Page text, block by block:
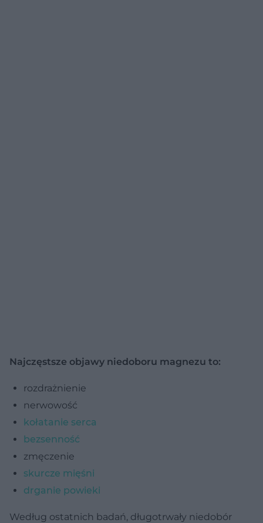
Najczęstsze objawy niedoboru magnezu to:
rozdrażnienie
nerwowość
kołatanie serca
bezsenność
zmęczenie
skurcze mięśni
drganie powieki
Według ostatnich badań, długotrwały niedobór